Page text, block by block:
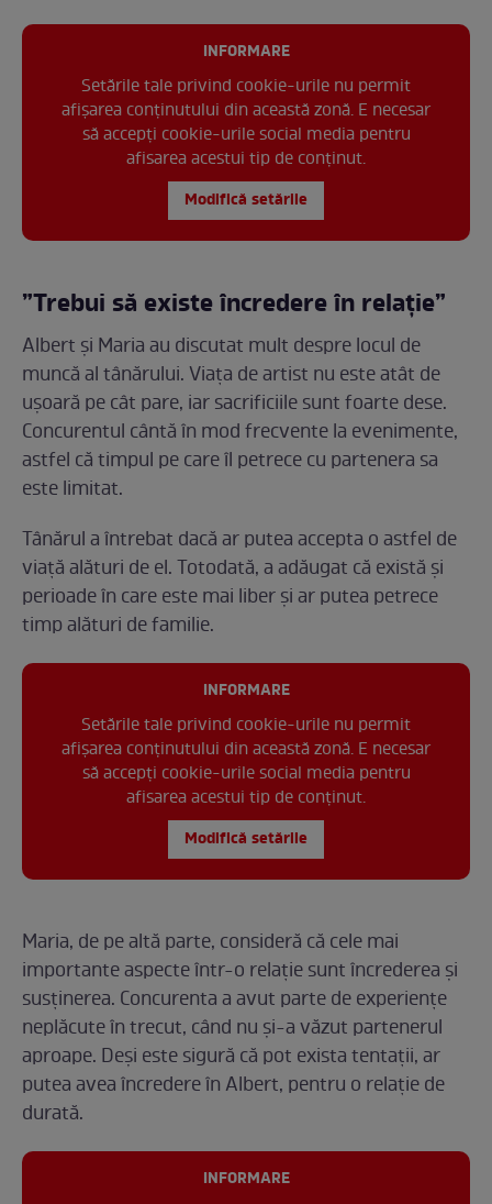
INFORMARE
Setările tale privind cookie-urile nu permit
afișarea conținutului din această zonă. E necesar
să accepți cookie-urile social media pentru
afisarea acestui tip de conținut.
Modifică setările
”Trebui să existe încredere în relație”
Albert și Maria au discutat mult despre locul de
muncă al tânărului. Viața de artist nu este atât de
ușoară pe cât pare, iar sacrificiile sunt foarte dese.
Concurentul cântă în mod frecvente la evenimente,
astfel că timpul pe care îl petrece cu partenera sa
este limitat.
Tânărul a întrebat dacă ar putea accepta o astfel de
viață alături de el. Totodată, a adăugat că există și
perioade în care este mai liber și ar putea petrece
timp alături de familie.
INFORMARE
Setările tale privind cookie-urile nu permit
afișarea conținutului din această zonă. E necesar
să accepți cookie-urile social media pentru
afisarea acestui tip de conținut.
Modifică setările
Maria, de pe altă parte, consideră că cele mai
importante aspecte într-o relație sunt încrederea și
susținerea. Concurenta a avut parte de experiențe
neplăcute în trecut, când nu și-a văzut partenerul
aproape. Deși este sigură că pot exista tentații, ar
putea avea încredere în Albert, pentru o relație de
durată.
INFORMARE